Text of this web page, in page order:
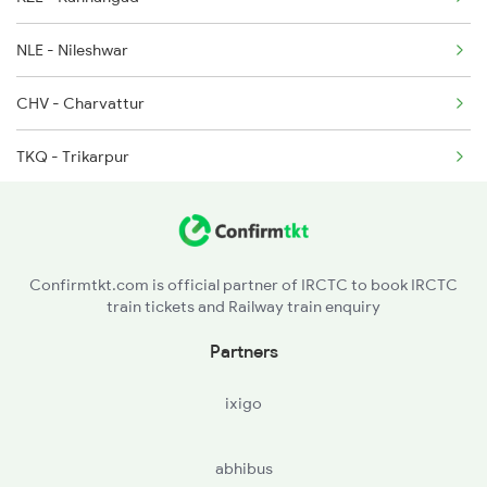
1223 Ers Duranto Spl
1224 Ers Ltt Duronto
2075 Jan Shatabdi
NLE - Nileshwar
CHV - Charvattur
TKQ - Trikarpur
PAZ - Payangadi
Confirmtkt.com is official partner of IRCTC to book IRCTC
train tickets and Railway train enquiry
Partners
ixigo
abhibus